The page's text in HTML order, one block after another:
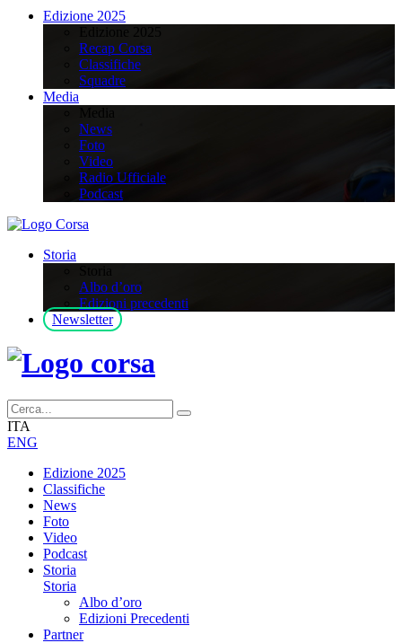
Edizione 2025
Recap Corsa
Classifiche
Squadre
Media
News
Foto
Video
Radio Ufficiale
Podcast
Storia
Albo d’oro
Edizioni precedenti
Newsletter
ITA
ENG
Edizione 2025
Classifiche
News
Foto
Video
Podcast
Storia
Storia
Albo d’oro
Edizioni Precedenti
Partner